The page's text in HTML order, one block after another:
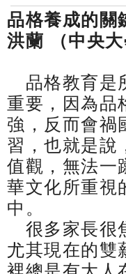
品格養成的
洪蘭 （中央
品格教育是
重要，因為品
強，反而會禍
習，也就是說
值觀，無法一
華文化所重視
中。
很多家長很
尤其現在的雙